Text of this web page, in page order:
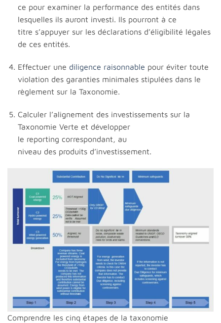
ce pour examiner la performance des entités dans
lesquelles ils auront investi. Ils pourront à ce
titre s’appuyer sur les déclarations d’éligibilité légales
de ces entités.
Effectuer une diligence raisonnable pour éviter toute
violation des garanties minimales stipulées dans le
règlement sur la Taxonomie.
Calculer l’alignement des investissements sur la
Taxonomie Verte et développer
le reporting correspondant, au
niveau des produits d’investissement.
Comprendre les cinq étapes de la taxonomie